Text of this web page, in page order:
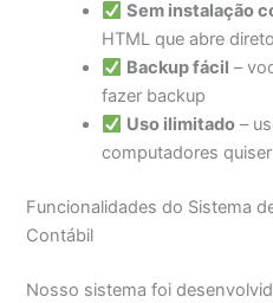
Sem instalação
HTML que abre
Backup fácil –
fazer backup
Uso ilimitado–
computadores quiser
Funcionalidades do Sistema
Contábil
Nosso sistema foi